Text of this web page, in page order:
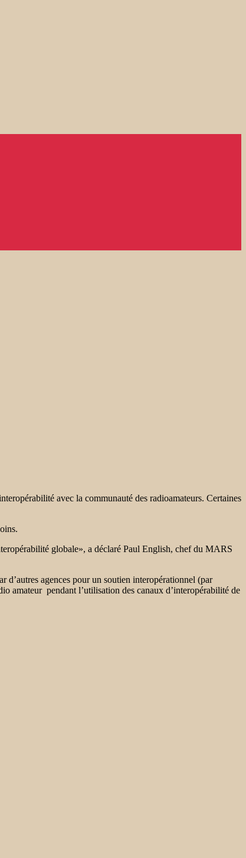
avec la communauté des radioamateurs. Certaines
globale», a déclaré Paul English, chef du MARS
d’autres agences pour un soutien interopérationnel (par
amateur pendant l’utilisation des canaux d’interopérabilité de